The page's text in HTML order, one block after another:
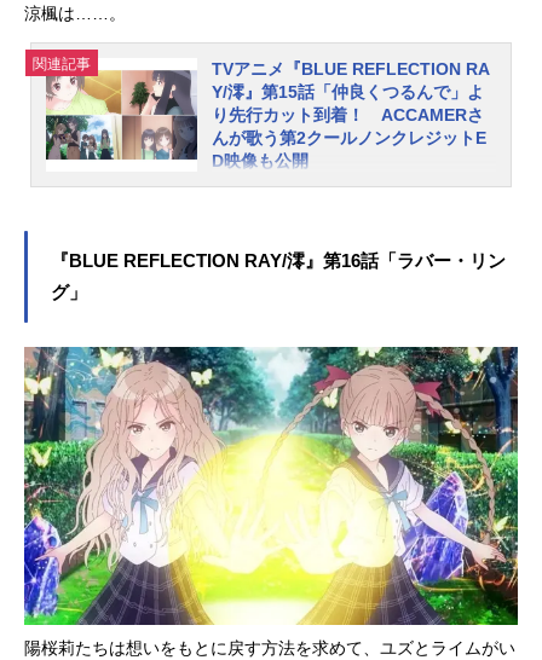
になった都は、その事実に複雑な胸
中を隠せない。陽桜莉は共に戦うべ
く仁菜の説得を試みるが、そこで想
いに関する”新たな事実”を聞かされ
る。その頃、瑠夏は涼楓と再会。幼
ジットオー...
涼楓は……。
関連記事
TVアニメ『BLUE REFLECTION RA
Y/澪』第15話「仲良くつるんで」よ
り先行カット到着！ ACCAMERさ
んが歌う第2クールノンクレジットE
D映像も公開
コーエーテクモゲームスのガストブ
剣』を原点に、新たな少女たちの物
先陣を切って、TVアニメ『BLUERE
FLECTIONRAY/澪』が“アニメイズ
ム”枠ほかにて好評放送中です。この
度、本作の第2クールノンクレジット
ED映像が公開となりました。ACCA
MERさんが歌うED主題歌「fluoresc
e」のそっと寄り添ってくれるような
温かい曲調に乗せて、鮮やかに描か
れる少女たちと、水面を舞う陽桜莉
と瑠夏が印象的な映像となっていま
す。さらに第15話のあらすじ、先行
カットも公開。仁菜を学生寮へと連
『BLUE REFLECTION RAY/澪』第16話「ラバー・リン
グ」
陽桜莉たちは想いをもとに戻す方法を求めて、ユズとライムがい